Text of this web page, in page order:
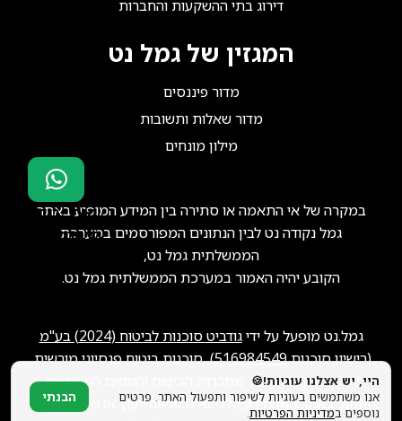
דירוג בתי ההשקעות והחברות
המגזין של גמל נט
מדור פיננסים
מדור שאלות ותשובות
מילון מונחים
במקרה של אי התאמה או סתירה בין המידע המופיע באתר
גמל נקודה נט לבין הנתונים המפורסמים במערכת
הממשלתית גמל נט,
הקובע יהיה האמור במערכת הממשלתית גמל נט.
גמל.נט מופעל על ידיגודביט סוכנות לביטוח (2024) בע"מ
(רישיון סוכנות516984549), סוכנות ביטוח פנסיוני מורשית.
ייתכן שנקבל תגמול מחברות הביטוח והגופים המוסדיים.
האמור באתר הוא מידע כללי ואינו מהווה ייעוץ או שיווק פנסיוני
סוכני ביטוח?
הצטרפו אלינו!
היי, יש אצלנו עוגיות!🍪
אנו משתמשים בעוגיות לשיפור ותפעול האתר. פרטים
נוספים במדיניות הפרטיות.
הבנתי